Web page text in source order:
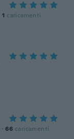
1 caricamenti
· 66 caricamenti